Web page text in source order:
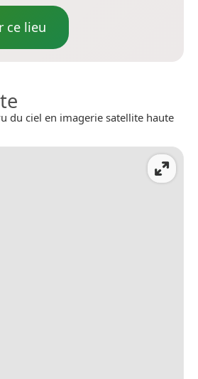
ce lieu
du ciel en imagerie satellite haute